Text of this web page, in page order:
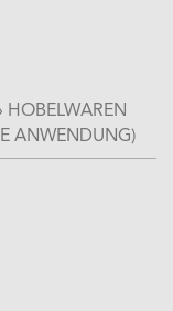
› HOBELWAREN
ANWENDUNG)